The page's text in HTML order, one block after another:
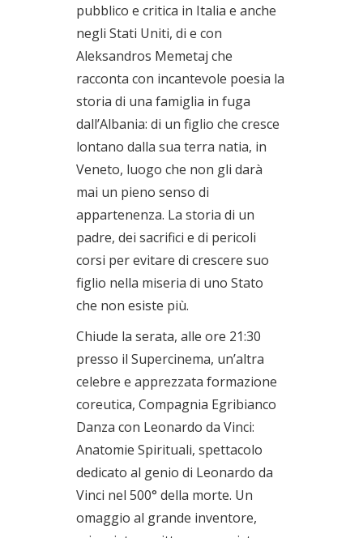
pubblico e critica in Italia e anche
negli Stati Uniti, di e con
Aleksandros Memetaj che
racconta con incantevole poesia la
storia di una famiglia in fuga
dall’Albania: di un figlio che cresce
lontano dalla sua terra natia, in
Veneto, luogo che non gli darà
mai un pieno senso di
appartenenza. La storia di un
padre, dei sacrifici e di pericoli
corsi per evitare di crescere suo
figlio nella miseria di uno Stato
che non esiste più.
Chiude la serata, alle ore 21:30
presso il Supercinema, un’altra
celebre e apprezzata formazione
coreutica, Compagnia Egribianco
Danza con Leonardo da Vinci:
Anatomie Spirituali, spettacolo
dedicato al genio di Leonardo da
Vinci nel 500° della morte. Un
omaggio al grande inventore,